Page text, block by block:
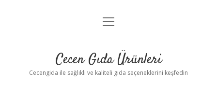
Anasayfa
Yasal Uyarı
menüyü
Cecen Gıda Ürünleri
Cecengida ile sağlıklı ve kaliteli gıda seçeneklerini keşfedin